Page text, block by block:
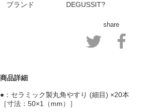
ブランド
DEGUSSIT?
share
商品詳細
●：セラミック製丸角やすり (細目) ×20本
［寸法：50×1（mm）］